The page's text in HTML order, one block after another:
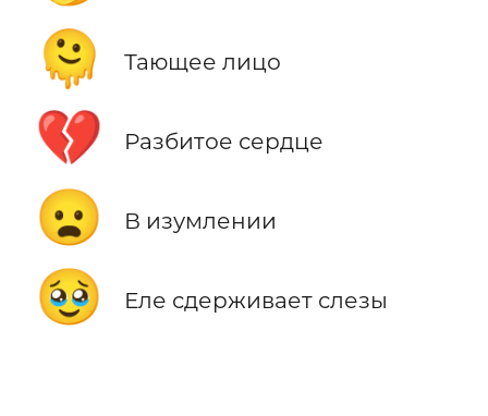
🫠 Тающее лицо
💔 Разбитое сердце
😦 В изумлении
🥹 Еле сдерживает слезы